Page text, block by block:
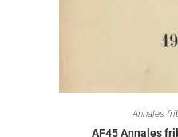
Annales
AF45 Annales